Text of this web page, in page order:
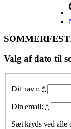
Valg af dato til
Dit navn: *
Din email: *
Sæt kryds ved alle